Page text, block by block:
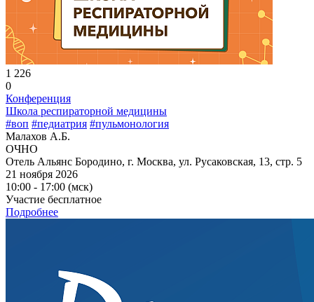
1 226
0
Конференция
Школа респираторной медицины
#воп #педиатрия #пульмонология
Малахов А.Б.
ОЧНО
Отель Альянс Бородино, г. Москва, ул. Русаковская, 13, стр. 5
21 ноября 2026
10:00 - 17:00 (мск)
Участие бесплатное
Подробнее